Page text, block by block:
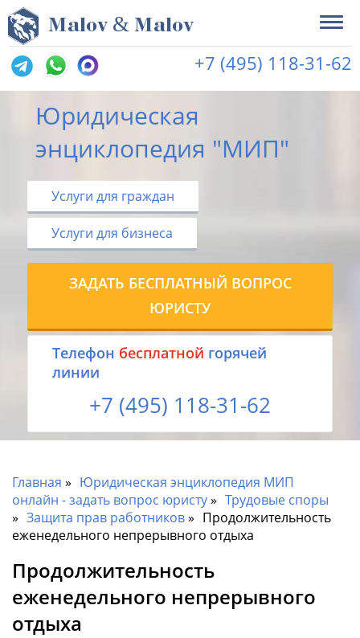
Malov & Malov
+7 (495) 118-31-62
Юридическая
энциклопедия "МИП"
Услуги для граждан
Услуги для бизнеса
ЗАДАТЬ БЕСПЛАТНЫЙ ВОПРОС
ЮРИСТУ
Tелефон бесплатной горячей
линии
+7 (495) 118-31-62
Главная
Юридическая энциклопедия МИП
онлайн - задать вопрос юристу
Трудовые споры
Защита прав работников
Продолжительность
еженедельного непрерывного отдыха
Продолжительность
еженедельного непрерывного
отдыха